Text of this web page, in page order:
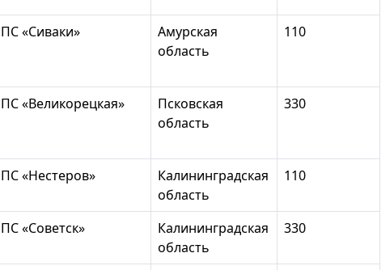
ПС «Сиваки»
Амурская
область
110
ПС «Великорецкая»
Псковская
область
330
ПС «Нестеров»
Калининградская
область
110
ПС «Советск»
Калининградская
область
330